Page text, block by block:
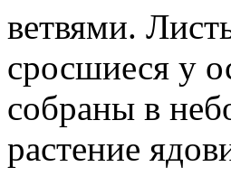
ветвями.
сросшиеся у
собраны в
растение